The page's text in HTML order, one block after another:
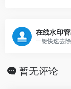
在线水印
暂无评论